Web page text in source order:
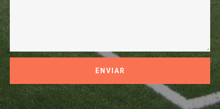
ENVIAR